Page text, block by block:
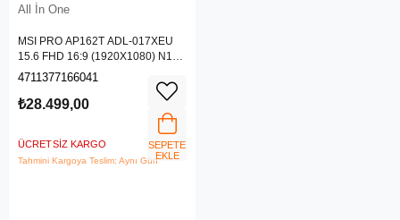
All İn One
MSI PRO AP162T ADL-017XEU
15.6 FHD 16:9 (1920X1080) N100
4GB DDR4 256GB SSD DOS AIO
4711377166041
₺28.499,00
ÜCRETSIZ KARGO
Tahmini Kargoya Teslim: Aynı Gün
SEPETE
EKLE